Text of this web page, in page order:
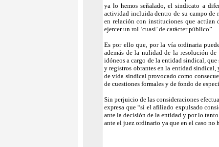
ya lo hemos señalado, el sindicato a
actividad incluida dentro de su campo de
en relación con instituciones que actúan
ejercer un rol ‘cuasi’ de carácter público” .
Es por ello que, por la vía ordinaria
además de la nulidad de la resolución
idóneos a cargo de la entidad sindical,
y registros obrantes en la entidad
de vida sindical provocado como
de cuestiones formales y de fondo de
Sin perjuicio de las consideraciones
expresa que “si el afiliado expulsado
ante la decisión de la entidad y por lo
ante el juez ordinario ya que en el caso